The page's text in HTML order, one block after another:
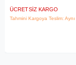
ÜCRETSIZ KARGO
Tahmini Kargoya Teslim: